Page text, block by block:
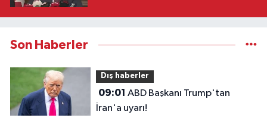
Son Haberler
Dış haberler
09:01
İran'a uyarı!